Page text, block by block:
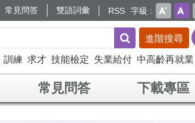
常見問答 雙語詞彙 RSS 字級
進階搜尋
訓練 求才 技能檢定 失業給付 中高齡再就業
常見問答 下載專區